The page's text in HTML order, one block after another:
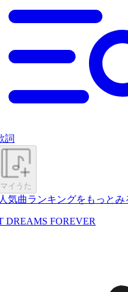
詞
マイうた
気曲ランキングをもっとみ
DREAMS FOREVER